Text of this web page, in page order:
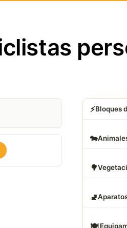
⚡Bloques
🐄
🌳
🚽
🍽